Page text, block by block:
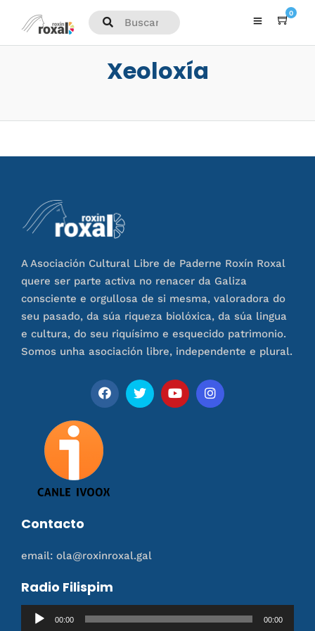
0
Xeoloxía
A Asociación Cultural Libre de Paderne Roxín Roxal
quere ser parte activa no renacer da Galiza
consciente e orgullosa de si mesma, valoradora do
seu pasado, da súa riqueza biolóxica, da súa lingua
e cultura, do seu riquísimo e esquecido patrimonio.
Somos unha asociación libre, independente e plural.
Contacto
email: ola@roxinroxal.gal
Radio Filispim
Reproductor
00:00 00:00